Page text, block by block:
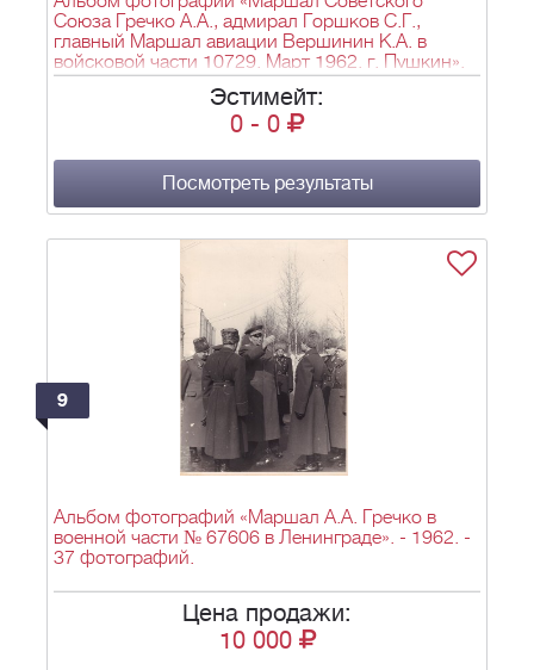
Союза Гречко А.А., адмирал Горшков С.Г.,
главный Маршал авиации Вершинин К.А. в
войсковой части 10729. Март 1962. г. Пушкин».
Эстимейт:
0 - 0
Посмотреть результаты
9
Альбом фотографий «Маршал А.А. Гречко в
военной части № 67606 в Ленинграде». - 1962. -
37 фотографий.
Цена продажи:
10 000